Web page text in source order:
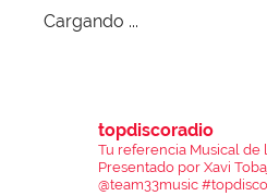
Cargando ...
topdiscoradio
Tu referencia Musical de
Presentado por Xavi
@team33music